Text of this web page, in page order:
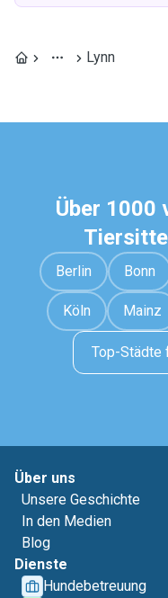
Lynn
Über 1000
Berlin Bonn
Köln Mainz
Top-Städte
Über uns
Unsere Geschichte
In den Medien
Blog
Dienste
Hundebetreuung